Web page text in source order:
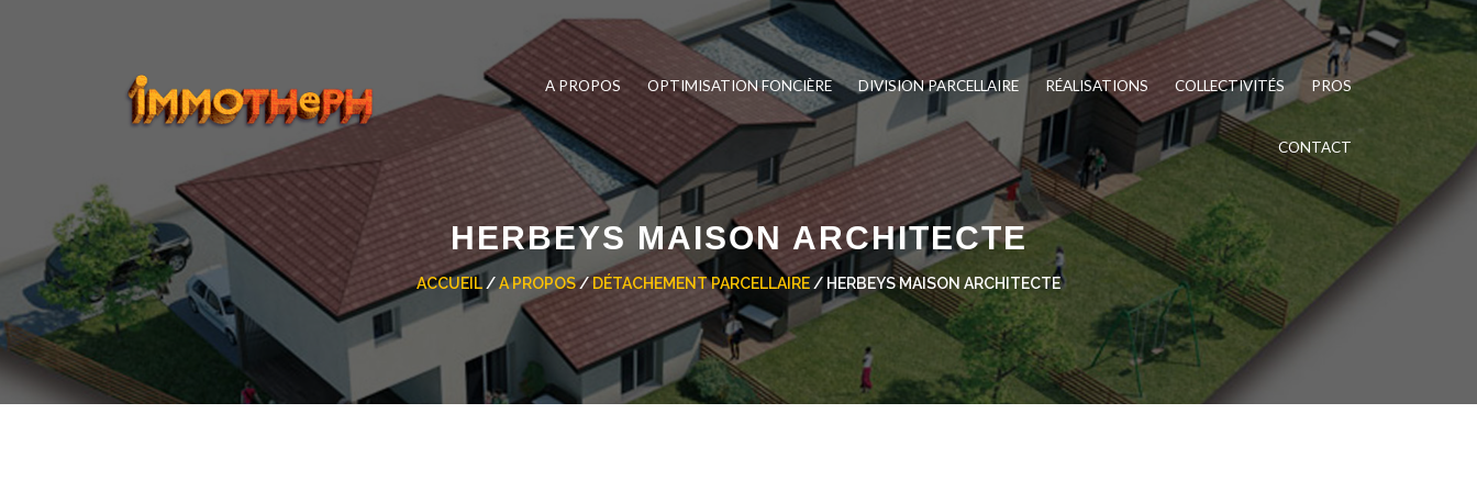
A PROPOS OPTIMISATION FONCIÈRE DIVISION PARCELLAIRE RÉALISATIONS COLLECTIVITÉS PROS
CONTACT
HERBEYS MAISON ARCHITECTE
ACCUEIL /A PROPOS/ DÉTACHEMENT PARCELLAIRE / HERBEYS MAISON ARCHITECTE